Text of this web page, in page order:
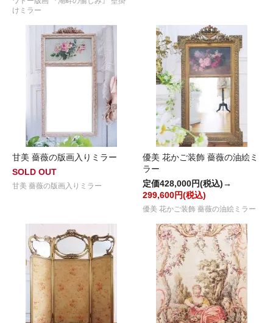
けミラー
甘美 薔薇の版画入りミラー
SOLD OUT
甘美 薔薇の版画入りミラー
優美 花かご装飾 薔薇の油絵ミ
ラー
定価428,000円(税込)→
299,600円(税込)
優美 花かご装飾 薔薇の油絵ミラー